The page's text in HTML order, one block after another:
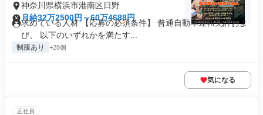
神奈川県横浜市港南区日野
月給32万2500円～60万4688円
求めている人材 【応募の必須条件】 普通自動車運転免許およ
び、 以下のいずれかを満たす...
制服あり +28個
気になる
正社員